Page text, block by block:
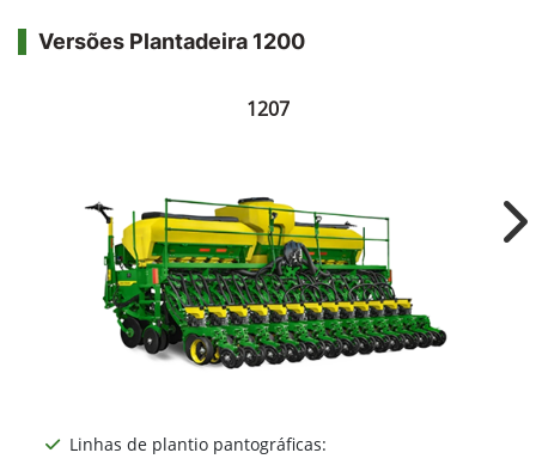
Gerenciamento de plantio de alta performance!
Monitorar a operação é uma tarefa fundamental para
gestão prática e eficiente do plantio, com uma interface
amigável e intuitiva. E ainda com a tecnologia MaxEmerge™ 5,
a economia de insumos é de até 7% com o desligamento de